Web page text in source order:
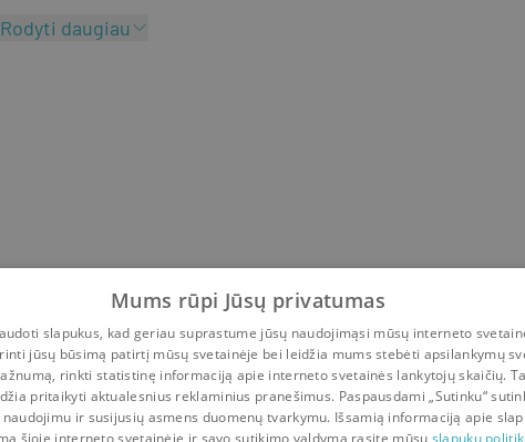
Rodyti daugiau
Mums rūpi Jūsų privatumas
slapukus, kad geriau suprastume jūsų naudojimąsi mūsų interneto
jūsų būsimą patirtį mūsų svetainėje bei leidžia mums stebėti apsilankymų
rinkti statistinę informaciją apie interneto svetainės lankytojų skaičių.
pritaikyti aktualesnius reklaminius pranešimus. Paspausdami „Sutinku“
ir susijusių asmens duomenų tvarkymu. Išsamią informaciją apie
šioje interneto svetainėje ir savo sutikimo valdymą rasite mūsų slapukų